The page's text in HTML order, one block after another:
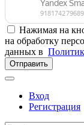
Нажимая на
на обработку
данных в
Отправить
Вход
Регистрация